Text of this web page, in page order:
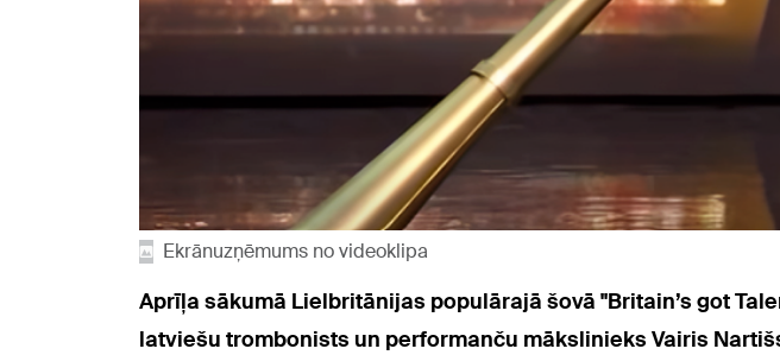
Ekrānuzņēmums no videoklipa
Aprīļa sākumā Lielbritānijas populārajā šovā "Britain’s got
latviešu trombonists un performanču mākslinieks Vairis